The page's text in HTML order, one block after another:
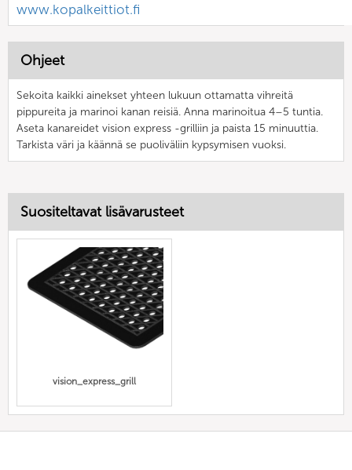
www.kopalkeittiot.fi
Ohjeet
Sekoita kaikki ainekset yhteen lukuun ottamatta vihreitä
pippureita ja marinoi kanan reisiä. Anna marinoitua 4–5 tuntia.
Aseta kanareidet vision express -grilliin ja paista 15 minuuttia.
Tarkista väri ja käännä se puoliväliin kypsymisen vuoksi.
Suositeltavat lisävarusteet
vision_express_grill